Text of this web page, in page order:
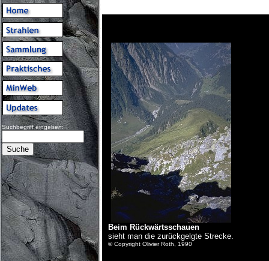
Suchbegriff eingeben:
Beim Rückwärtsschauen
sieht man die zurückgelgte Strecke.
© Copyright Olivier Roth, 1990